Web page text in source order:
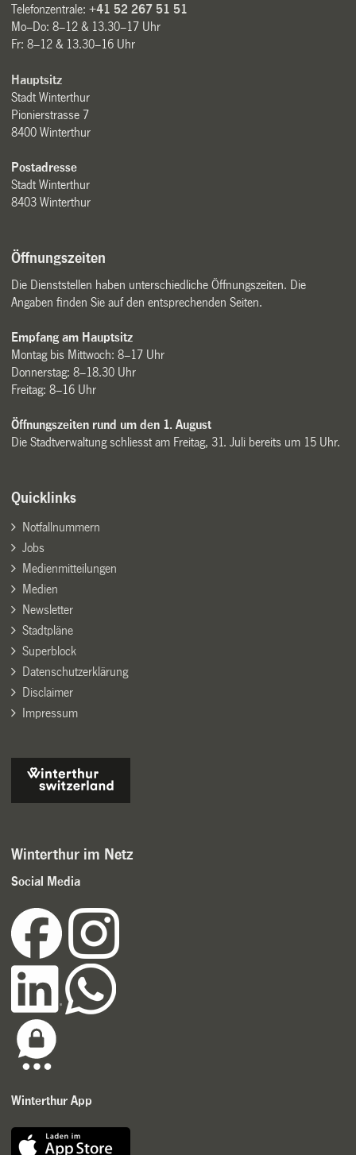
Telefonzentrale:+41 52 267 51 51
Mo–Do: 8–12 & 13.30–17 Uhr
Fr: 8–12 & 13.30–16 Uhr
Hauptsitz
Stadt Winterthur
Pionierstrasse 7
8400 Winterthur
Postadresse
Stadt Winterthur
8403 Winterthur
Öffnungszeiten
Die Dienststellen haben unterschiedliche Öffnungszeiten. Die
Angaben finden Sie auf den entsprechenden Seiten.
Empfang am Hauptsitz
Montag bis Mittwoch: 8–17 Uhr
Donnerstag: 8–18.30 Uhr
Freitag: 8–16 Uhr
Öffnungszeiten rund um den 1. August
Die Stadtverwaltung schliesst am Freitag, 31. Juli bereits um 15 Uhr.
Quicklinks
Notfallnummern
Jobs
Medienmitteilungen
Medien
Newsletter
Stadtpläne
Superblock
Datenschutzerklärung
Disclaimer
Impressum
Winterthur im Netz
Social Media
Winterthur App